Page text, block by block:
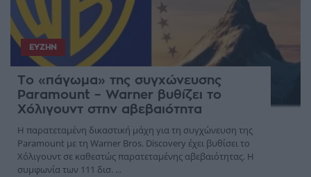
ΕΥΖΗΝ
Το «πάγωμα» της συγχώνευσης
Paramount – Warner βυθίζει το
Χόλιγουντ στην αβεβαιότητα
Η παρατεταμένη δικαστική μάχη για τη συγχώνευση της
Paramount με τη Warner Bros. Discovery έχει βυθίσει το
Χόλιγουντ σε καθεστώς παρατεταμένης αβεβαιότητας. Η
συμφωνία των 111 δισ. ...